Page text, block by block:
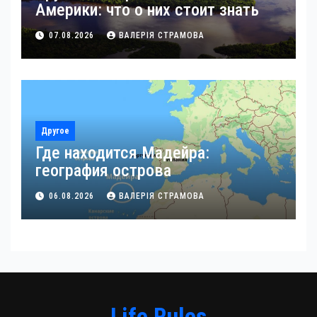
Америки: что о них стоит знать
07.08.2026 ВАЛЕРІЯ СТРАМОВА
Другое
Где находится Мадейра:
география острова
06.08.2026 ВАЛЕРІЯ СТРАМОВА